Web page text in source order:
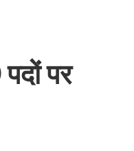
पर